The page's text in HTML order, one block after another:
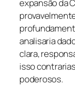
expansão da
analisaria
clara,
isso
poderosos.